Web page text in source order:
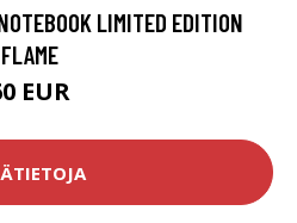
LIMITED EDITION
FLAME
EUR